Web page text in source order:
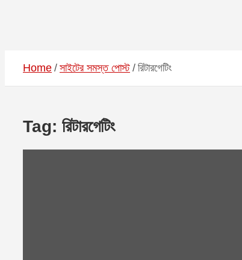
Home সাইটের সমস্ত পোস্ট রিটারগেটিং
Tag: রিটারগেটিং